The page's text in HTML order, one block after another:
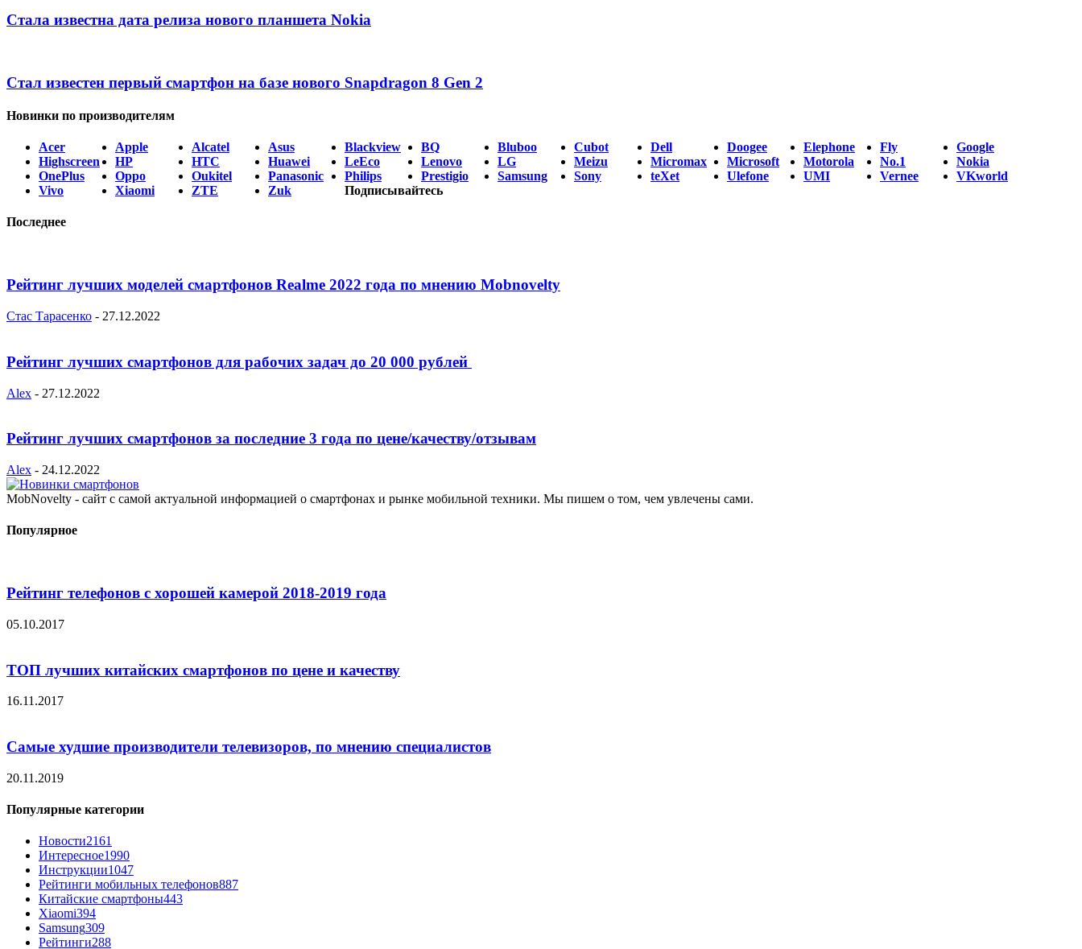
Стала известна дата релиза нового планшета Nokia
Стал известен первый смартфон на базе нового Snapdragon 8 Gen 2
Новинки по производителям
Acer Apple Alcatel Asus Blackview BQ Bluboo Cubot Dell Doogee Elephone Fly
Google
Highscreen
HP HTC Huawei LeEco Lenovo LG Meizu Micromax Microsoft Motorola No.1
Nokia
OnePlus
Oppo Oukitel Panasonic Philips Prestigio Samsung Sony teXet Ulefone UMI Vernee
VKworld
Vivo
Xiaomi ZTE Zuk Подписывайтесь
Последнее
Рейтинг лучших моделей смартфонов Realme 2022 года по мнению Mobnovelty
Стас Тарасенко - 27.12.2022
Рейтинг лучших смартфонов для рабочих задач до 20 000 рублей
Alex - 27.12.2022
Рейтинг лучших смартфонов за последние 3 года по цене/качеству/отзывам
Alex - 24.12.2022
MobNovelty - сайт с самой актуальной информацией о смартфонах и рынке мобильной техники. Мы пишем о том, чем увлечены сами.
Популярное
Рейтинг телефонов с хорошей камерой 2018-2019 года
05.10.2017
ТОП лучших китайских смартфонов по цене и качеству
16.11.2017
Самые худшие производители телевизоров, по мнению специалистов
20.11.2019
Популярные категории
Новости2161
Интересное1990
Инструкции1047
Рейтинги мобильных телефонов887
Китайские смартфоны443
Xiaomi394
Samsung309
Рейтинги288